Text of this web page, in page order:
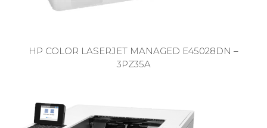
HP COLOR LASERJET MANAGED E45028DN –
3PZ35A